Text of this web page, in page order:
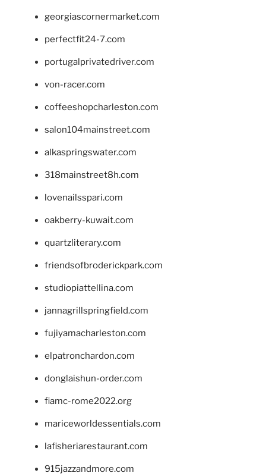
georgiascornermarket.com
perfectfit24-7.com
portugalprivatedriver.com
von-racer.com
coffeeshopcharleston.com
salon104mainstreet.com
alkaspringswater.com
318mainstreet8h.com
lovenailsspari.com
oakberry-kuwait.com
quartzliterary.com
friendsofbroderickpark.com
studiopiattellina.com
jannagrillspringfield.com
fujiyamacharleston.com
elpatronchardon.com
donglaishun-order.com
fiamc-rome2022.org
mariceworldessentials.com
lafisheriarestaurant.com
915jazzandmore.com